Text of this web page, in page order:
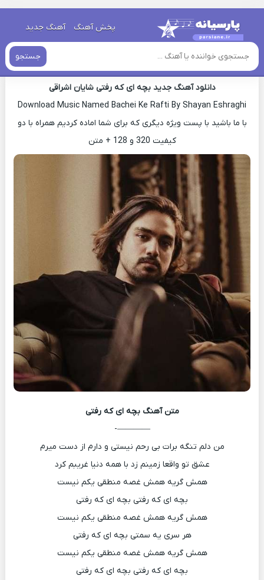
پخش آهنگ آهنگ جدید
جستجو
خانه » دانلود آهنگ جدید
اهنگ شایان اشراقی بچه ای که رفتی جدید
دانلود آهنگ جدید بچه ای که رفتی شایان اشراقی
Download Music Named Bachei Ke Rafti By Shayan Eshraghi
با ما باشید با پست ویژه دیگری که برای شما اماده کردیم همراه با دو
کیفیت 320 و 128 + متن
متن آهنگ بچه ای که رفتی
————-
من دلم تنگه برات بی رحم نیستی و دارم از دست میرم
عشق تو واقعا زمینم زد با همه دنیا غریبم کرد
همش گریه همش غصه منطقی یکم نیست
بچه ای که رفتی بچه ای که رفتی
همش گریه همش غصه منطقی یکم نیست
هر سری یه سمتی بچه ای که رفتی
همش گریه همش غصه منطقی یکم نیست
بچه ای که رفتی بچه ای که رفتی